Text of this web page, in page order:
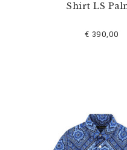
Shirt LS
€ 390,00